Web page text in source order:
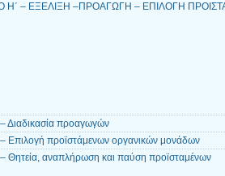
Η΄ – ΕΞΕΛΙΞΗ –ΠΡΟΑΓΩΓΗ – ΕΠΙΛΟΓΗ
Διαδικασία προαγωγών
Επιλογή προϊστάμενων οργανικών μονάδων
Θητεία, αναπλήρωση και παύση προϊσταμένων